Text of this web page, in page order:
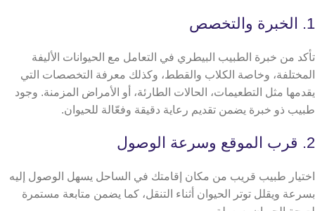
1. الخبرة والتخصص
تأكد من خبرة الطبيب البيطري في التعامل مع الحيوانات الأليفة
المختلفة، وخاصة الكلاب والقطط، وكذلك معرفة التخصصات التي
يقدمها مثل التطعيمات، الحالات الطارئة، أو الأمراض المزمنة. وجود
طبيب ذو خبرة يضمن تقديم رعاية دقيقة وفعّالة للحيوان.
2. قرب الموقع وسرعة الوصول
اختيار طبيب قريب من مكان إقامتك في الساحل يسهل الوصول إليه
بسرعة ويقلل توتر الحيوان أثناء التنقل، كما يضمن متابعة مستمرة